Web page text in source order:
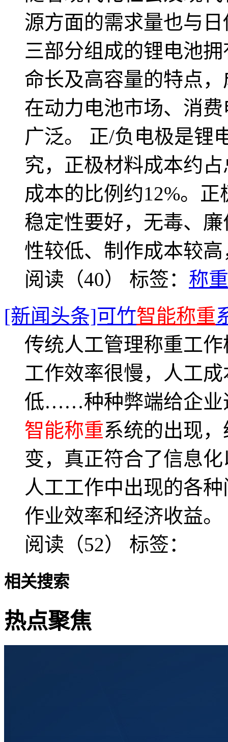
源方面的需求量也与
三部分组成的锂电池
命长及高容量的特点
在动力电池市场、消
广泛。 正/负电极是锂
究，正极材料成本约
成本的比例约12%。
稳定性要好，无毒、
性较低、制作成本较
阅读（40） 标签： 称
[新闻头条]可竹智能称重
传统人工管理称重工
工作效率很慢，人工
低……种种弊端给企业
智能称重系统的出现
变，真正符合了信息
人工工作中出现的各
作业效率和经济收益。
阅读（52） 标签：
相关搜索
热点聚焦